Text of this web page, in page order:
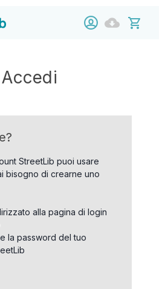
Accedi
StreetLib puoi usare
bisogno di crearne uno
alla pagina di login
la password del tuo